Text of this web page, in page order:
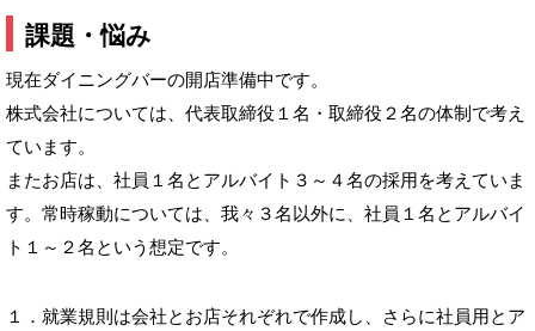
課題・悩み
現在ダイニングバーの開店準備中です。
株式会社については、代表取締役１名・取締役２名の体制で考え
ています。
またお店は、社員１名とアルバイト３～４名の採用を考えていま
す。常時稼動については、我々３名以外に、社員１名とアルバイ
ト１～２名という想定です。
１．就業規則は会社とお店それぞれで作成し、さらに社員用とア